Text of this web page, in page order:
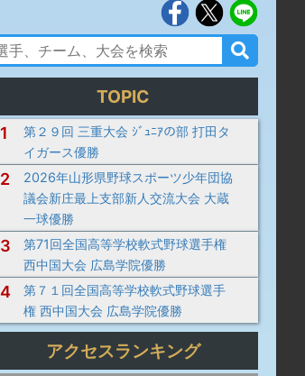
TOPIC
1
第２９回 三重大会 ｼﾞｭﾆｱの部 打田タ
イガース優勝
2
2026年山形県野球スポーツ少年団協
議会新庄最上支部新人交流大会 大蔵
一球優勝
3
第71回全国高等学校軟式野球選手権
西中国大会 広島学院優勝
4
第７１回全国高等学校軟式野球選手
権 西中国大会 広島学院優勝
アクセスランキング